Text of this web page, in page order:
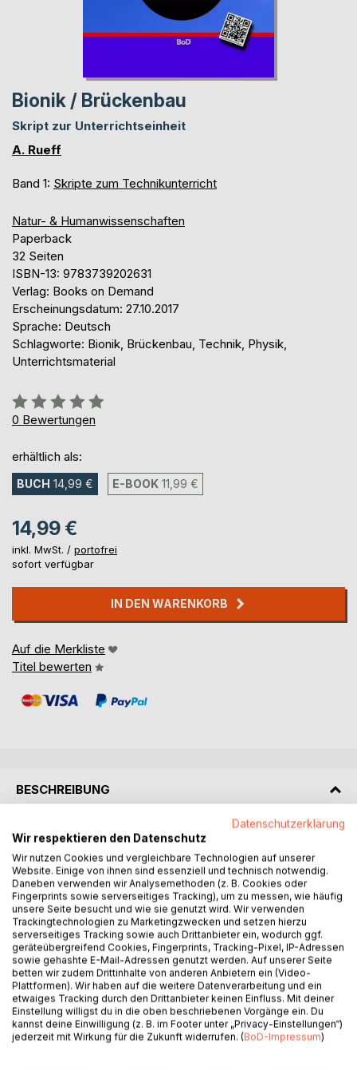
Bionik / Brückenbau
Skript zur Unterrichtseinheit
A. Rueff
Band 1: Skripte zum Technikunterricht
Natur- & Humanwissenschaften
Paperback
32 Seiten
ISBN-13: 9783739202631
Verlag: Books on Demand
Erscheinungsdatum: 27.10.2017
Sprache: Deutsch
Schlagworte: Bionik, Brückenbau, Technik, Physik,
Unterrichtsmaterial
Bewertung::
0%
0 Bewertungen
erhältlich als:
BUCH 14,99 € E-BOOK 11,99 €
14,99 €
inkl. MwSt. / portofrei
sofort verfügbar
IN DEN WARENKORB
Auf die Merkliste
Titel bewerten
BESCHREIBUNG
Die Ausbildung zu fördern und die erworbenen Kenntnisse
für den Gebrauch in der Schule und im Alltag griffbereit zu
erhalten ist das Ziel dieses Skripts. Die Zusammenstellung
orientiert sich an den Inhalten der Unterrichtseinheit
Bionik/Brückenbau im Rahmen des Unterrichtsfachs
Technik. Es ist aus zahlreichen Unterrichtsvorbereitungen
der vergangenen Jahre hervorgegangen und soll die
wichtigsten Inhalte zusammenfassen.
Die vorliegende Zusammenstellung soll nur den
notwendigsten Stoff in einer strukturierten Form erfassen
und dadurch das Arbeiten erleichtern. Den
Gesamtzusammenhang nicht aus den Augen zu verlieren,
ist die Absicht.
Datenschutzerklärung
Wir respektieren den Datenschutz
Wir nutzen Cookies und vergleichbare Technologien auf unserer
Website. Einige von ihnen sind essenziell und technisch notwendig.
Daneben verwenden wir Analysemethoden (z. B. Cookies oder
Fingerprints sowie serverseitiges Tracking), um zu messen, wie häufig
unsere Seite besucht und wie sie genutzt wird. Wir verwenden
Trackingtechnologien zu Marketingzwecken und setzen hierzu
serverseitiges Tracking sowie auch Drittanbieter ein, wodurch ggf.
geräteübergreifend Cookies, Fingerprints, Tracking-Pixel, IP-Adressen
sowie gehashte E-Mail-Adressen genutzt werden. Auf unserer Seite
betten wir zudem Drittinhalte von anderen Anbietern ein (Video-
Plattformen). Wir haben auf die weitere Datenverarbeitung und ein
etwaiges Tracking durch den Drittanbieter keinen Einfluss. Mit deiner
Einstellung willigst du in die oben beschriebenen Vorgänge ein. Du
kannst deine Einwilligung (z. B. im Footer unter „Privacy-Einstellungen“)
jederzeit mit Wirkung für die Zukunft widerrufen. (BoD-Impressum)